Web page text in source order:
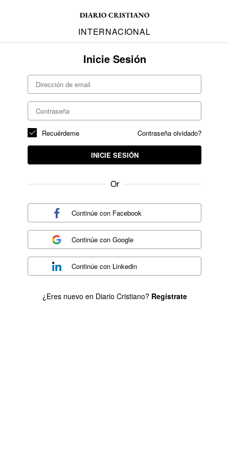
INTERNACIONAL
Inicie Sesión
Contraseña olvidado?
Recuérdeme
INICIE SESIÓN
Or
Continúe con Facebook
Continúe conGoogle
Continúe con Linkedin
¿Eres nuevo en Diario Cristiano? Regístrate